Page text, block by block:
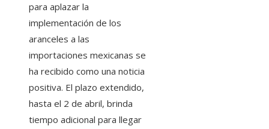
para aplazar la
implementación de los
aranceles a las
importaciones mexicanas se
ha recibido como una noticia
positiva. El plazo extendido,
hasta el 2 de abril, brinda
tiempo adicional para llegar